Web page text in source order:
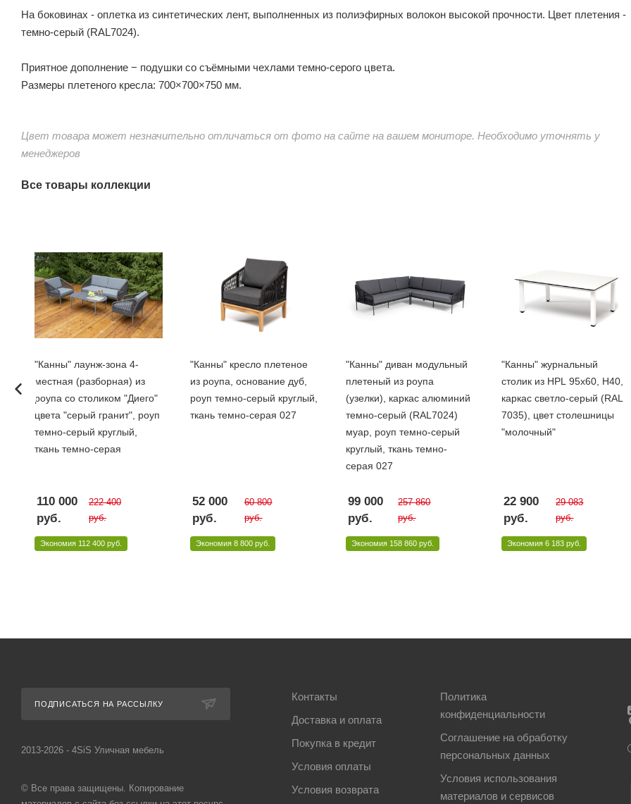
На боковинах - оплетка из синтетических лент, выполненных из полиэфирных волокон высокой прочности. Цвет плетения -
темно-серый (RAL7024).
Приятное дополнение − подушки со съёмными чехлами темно-серого цвета.
Размеры плетеного кресла: 700×700×750 мм.
Цвет товара может незначительно отличаться от фото на сайте на вашем мониторе. Необходимо уточнять у
менеджеров
Все товары коллекции
"Канны" лаунж-зона 4-
местная (разборная) из
роупа со столиком "Диего"
цвета "серый гранит", роуп
темно-серый круглый,
ткань темно-серая
110 000
руб.
222 400
руб.
Экономия 112 400 руб.
"Канны" кресло плетеное
из роупа, основание дуб,
роуп темно-серый круглый,
ткань темно-серая 027
52 000
руб.
60 800
руб.
Экономия 8 800 руб.
"Канны" диван модульный
плетеный из роупа
(узелки), каркас алюминий
темно-серый (RAL7024)
муар, роуп темно-серый
круглый, ткань темно-
серая 027
99 000
руб.
257 860
руб.
Экономия 158 860 руб.
"Канны" журнальный
столик из HPL 95х60, H40,
каркас светло-серый (RAL
7035), цвет столешницы
"молочный"
22 900
руб.
29 083
руб.
Экономия 6 183 руб.
ПОДПИСАТЬСЯ НА РАССЫЛКУ
2013-2026 - 4SiS Уличная мебель
© Все права защищены. Копирование
Контакты
Доставка и оплата
Покупка в кредит
Условия оплаты
Условия возврата
Политика
конфиденциальности
Соглашение на обработку
персональных данных
Условия использования
материалов и сервисов